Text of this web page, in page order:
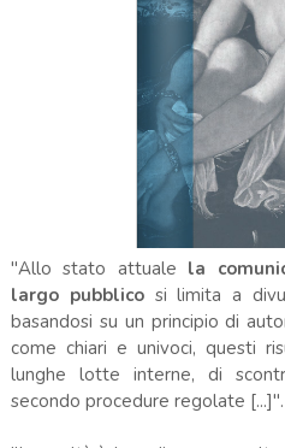
"Allo stato attuale la
largo pubblicosi limita a
basandosi su un principio di
come chiari e univoci, questi
lunghe lotte interne, di
secondo procedure regolate [...]".